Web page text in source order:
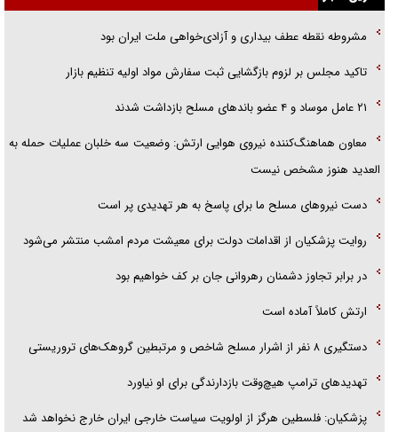
گزارش «جوان» از قوانین سخت‌گیرانه ۶ قاره در برابر یورش به پاسگاه‌های
مشروطه نقطه عطف بیداری و آزادی‌خواهی ملت ایران بود
تاکید مجلس بر لزوم بازگشایی ثبت سفارش مواد اولیه تنظیم بازار
۲۱ عامل موساد و ۴ عضو باند‌های مسلح بازداشت شدند
معاون هماهنگ‌کننده نیروی هوایی ارتش: وضعیت سه خلبان عملیات حمله به
العدید هنوز مشخص نیست
دست نیرو‌های مسلح ما برای پاسخ به هر تهدیدی پر است
روایت پزشکیان از اقدامات دولت برای معیشت مردم امشب منتشر می‌شود
در برابر تجاوز دشمنان رهروانی جان بر کف خواهیم بود
ارتش کاملاً آماده است
دستگیری ۸ نفر از اشرار مسلح شاخص و مرتبطین گروهک‌های تروریستی
تهدید‌های ترامپ هیچ‌وقت بازدارندگی برای او نیاورد
پزشکیان: فلسطین هرگز از اولویت سیاست خارجی ایران خارج نخواهد شد